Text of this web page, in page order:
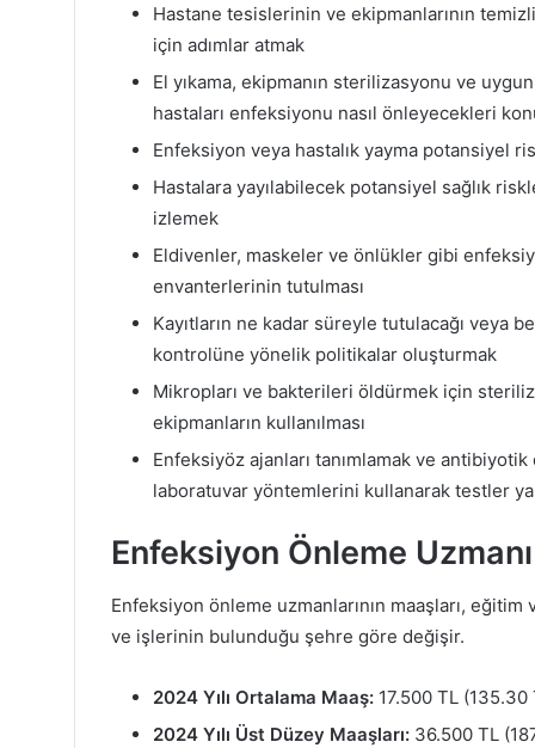
Hastane tesislerinin ve ekipmanlarının
için adımlar atmak
El yıkama, ekipmanın sterilizasyonu ve
hastaları enfeksiyonu nasıl önleyecekleri
Enfeksiyon veya hastalık yayma potansiyel
Hastalara yayılabilecek potansiyel sağlık
izlemek
Eldivenler, maskeler ve önlükler gibi
envanterlerinin tutulması
Kayıtların ne kadar süreyle tutulacağı veya
kontrolüne yönelik politikalar oluşturmak
Mikropları ve bakterileri öldürmek için
ekipmanların kullanılması
Enfeksiyöz ajanları tanımlamak ve
laboratuvar yöntemlerini kullanarak testler
Enfeksiyon Önleme
Enfeksiyon önleme uzmanlarının maaşları,
ve işlerinin bulunduğu şehre göre değişir.
2024 Yılı Ortalama Maaş: 17.500 TL (135.30
2024 Yılı Üst Düzey Maaşları: 36.500 TL